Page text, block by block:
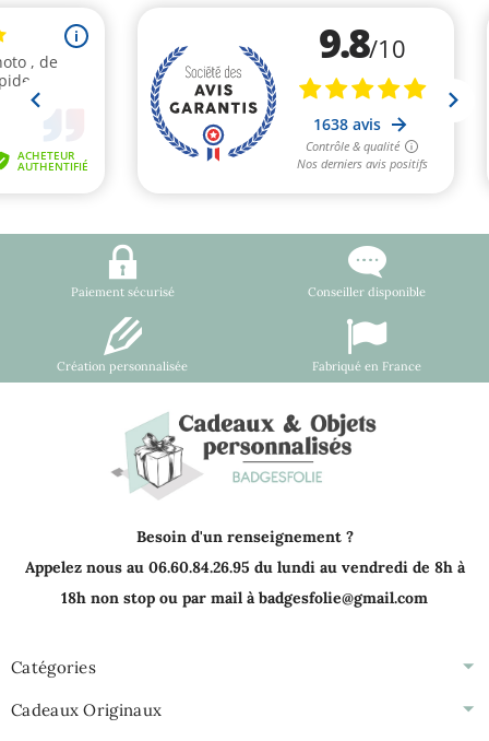
Paiement sécurisé Conseiller disponible
Création personnalisée Fabriqué en France
Besoin d'un renseignement ?
Appelez nous au 06.60.84.26.95 du lundi au vendredi de 8h à
18h non stop ou par mail à badgesfolie@gmail.com
Catégories
Cadeaux Originaux